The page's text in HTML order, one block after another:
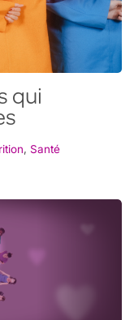
qui
, Santé